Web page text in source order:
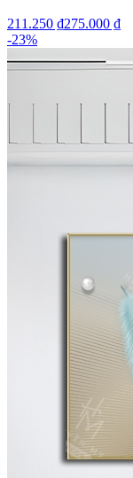
211.250 ₫275.000 ₫
-23%